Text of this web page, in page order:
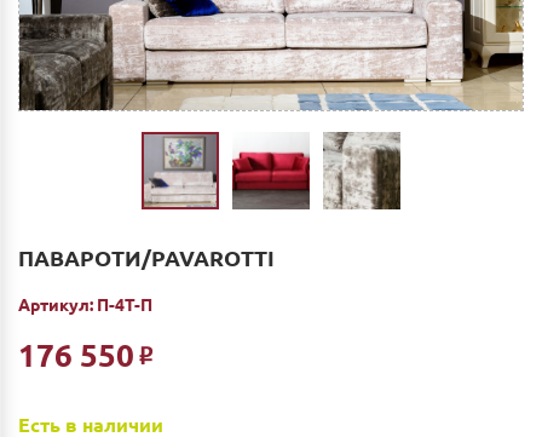
ПАВАРОТИ/PAVAROTTI
Артикул: П-4Т-П
176 550 Р
Есть в наличии